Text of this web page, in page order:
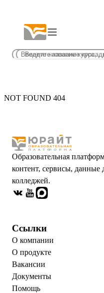
NOT FOUND 404
Образовательная
контент, сервисы, данные
колледжей.
Ссылки
О компании
О продукте
Вакансии
Документы
Помощь